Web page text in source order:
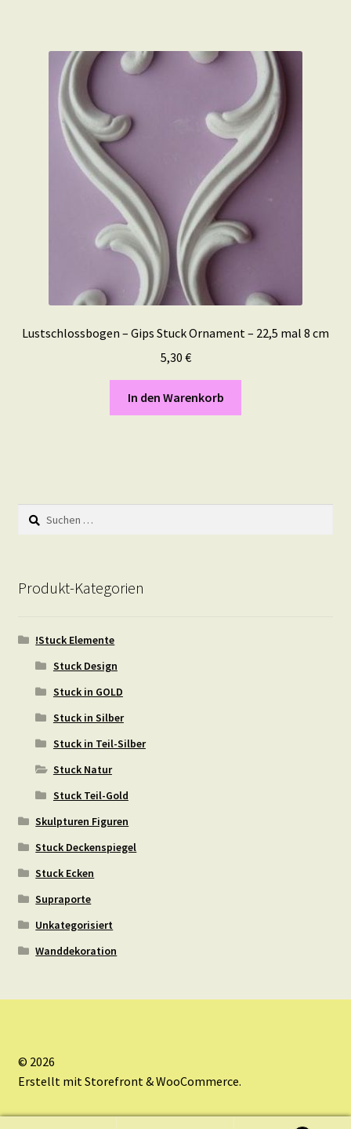
Lustschlossbogen – Gips Stuck Ornament – 22,5 mal 8 cm
5,30 €
In den Warenkorb
Suchen
nach:
Produkt-Kategorien
!Stuck Elemente
Stuck Design
Stuck in GOLD
Stuck in Silber
Stuck in Teil-Silber
Stuck Natur
Stuck Teil-Gold
Skulpturen Figuren
Stuck Deckenspiegel
Stuck Ecken
Supraporte
Unkategorisiert
Wanddekoration
© 2026
Erstellt mit Storefront & WooCommerce.